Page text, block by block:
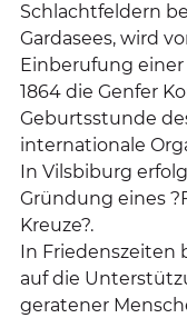
Schlachtfeldern
Gardasees, wird
Einberufung
1864 die Genfer
Geburtsstunde
internationale
In Vilsbiburg
Gründung eines
Kreuze?.
In Friedenszeiten
auf die
geratener